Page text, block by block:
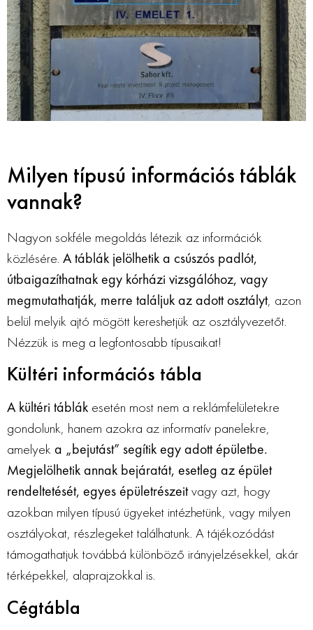
Milyen típusú információs táblák
vannak?
Nagyon sokféle megoldás létezik az információk
közlésére. A táblák jelölhetik a csúszós padlót,
útbaigazíthatnak egy kórházi vizsgálóhoz, vagy
megmutathatják, merre találjuk az adott osztályt, azon
belül melyik ajtó mögött kereshetjük az osztályvezetőt.
Nézzük is meg a legfontosabb típusaikat!
Kültéri információs tábla
A kültéri táblák esetén most nem a reklámfelületekre
gondolunk, hanem azokra az informatív panelekre,
amelyeka „bejutást” segítik egy adott épületbe.
Megjelölhetik annak bejáratát, esetleg az épület
rendeltetését, egyes épületrészeitvagy azt, hogy
azokban milyen típusú ügyeket intézhetünk, vagy milyen
osztályokat, részlegeket találhatunk. A tájékozódást
támogathatjuk továbbá különböző irányjelzésekkel, akár
térképekkel, alaprajzokkal is.
Cégtábla